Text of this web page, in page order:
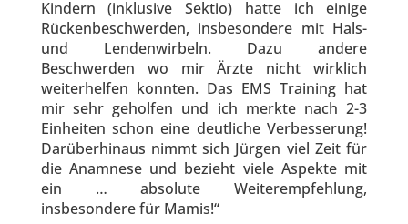
Kindern (inklusive Sektio) hatte ich einige
Rückenbeschwerden, insbesondere mit Hals-
und Lendenwirbeln. Dazu andere
Beschwerden wo mir Ärzte nicht wirklich
weiterhelfen konnten. Das EMS Training hat
mir sehr geholfen und ich merkte nach 2-3
Einheiten schon eine deutliche Verbesserung!
Darüberhinaus nimmt sich Jürgen viel Zeit für
die Anamnese und bezieht viele Aspekte mit
ein … absolute Weiterempfehlung,
insbesondere für Mamis!“